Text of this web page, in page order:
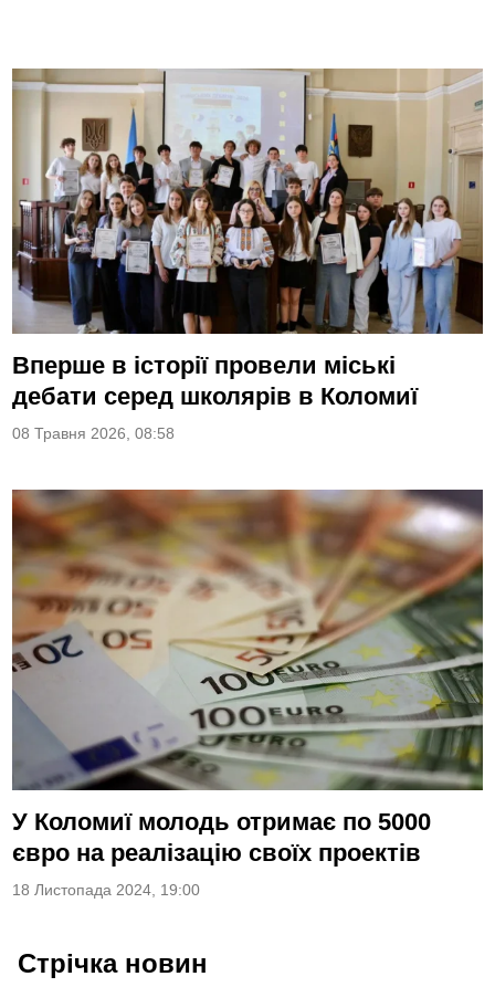
Вперше в історії провели міські
дебати серед школярів в Коломиї
08 Травня 2026, 08:58
У Коломиї молодь отримає по 5000
євро на реалізацію своїх проектів
18 Листопада 2024, 19:00
Стрічка новин